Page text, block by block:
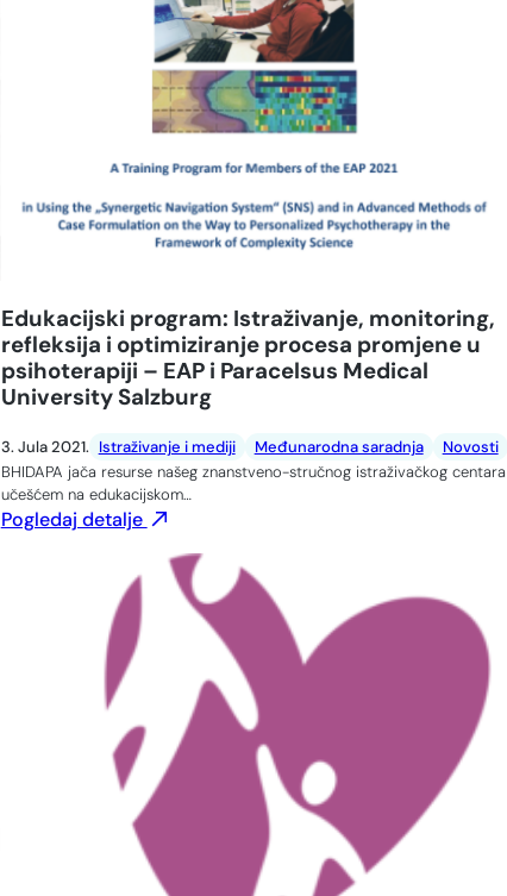
Edukacijski program: Istraživanje, monitoring,
refleksija i optimiziranje procesa promjene u
psihoterapiji – EAP i Paracelsus Medical
University Salzburg
3. Jula 2021. Istraživanje i mediji Međunarodna saradnja
Novosti
BHIDAPA jača resurse našeg znanstveno-stručnog istraživačkog centara
učešćem na edukacijskom…
Pogledaj detalje